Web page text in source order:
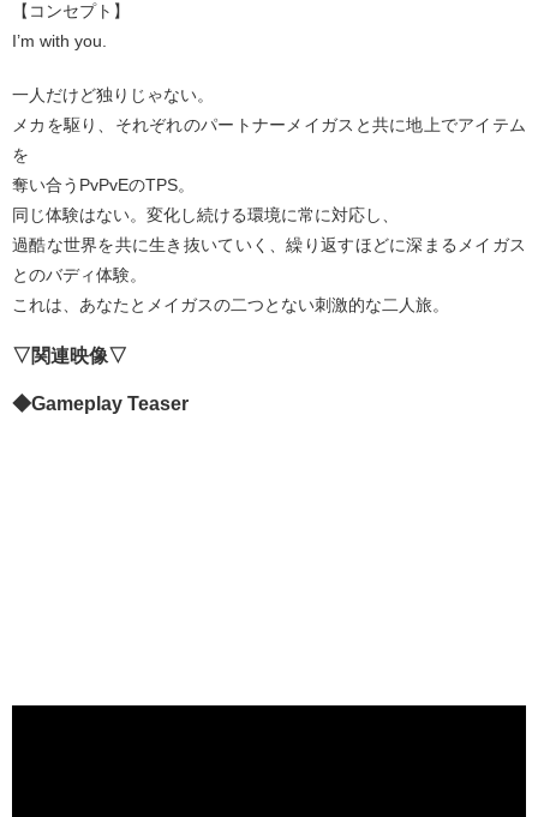
【コンセプト】
I’m with you.
一人だけど独りじゃない。
メカを駆り、それぞれのパートナーメイガスと共に地上でアイテム
を
奪い合うPvPvEのTPS。
同じ体験はない。変化し続ける環境に常に対応し、
過酷な世界を共に生き抜いていく、繰り返すほどに深まるメイガス
とのバディ体験。
これは、あなたとメイガスの二つとない刺激的な二人旅。
▽関連映像▽
◆Gameplay Teaser